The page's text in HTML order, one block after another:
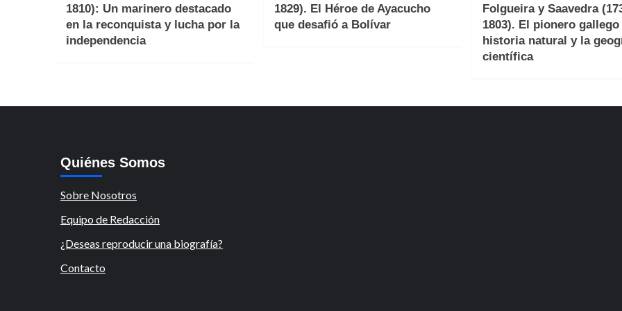
1810): Un marinero destacado
en la reconquista y lucha por la
independencia
1829). El Héroe de Ayacucho
que desafió a Bolívar
Folgueira y Saavedra
1803). El pionero gallego
historia natural y la
científica
Quiénes Somos
Sobre Nosotros
Equipo de Redacción
¿Deseas reproducir una biografía?
Contacto